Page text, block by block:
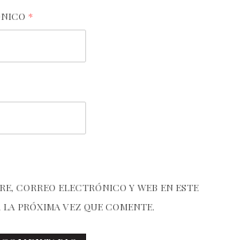
*
CORREO ELECTRÓNICO Y WEB EN ESTE
LA PRÓXIMA VEZ QUE COMENTE.